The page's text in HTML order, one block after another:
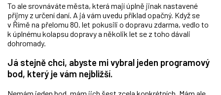
To ale srovnáváte města, která mají úplně jinak nastavené
příjmy z určení daní. A já vám uvedu příklad opačný. Když se
v Římě na přelomu 80. let pokusili o dopravu zdarma, vedlo to
k úplnému kolapsu dopravy a několik let se z toho dávali
dohromady.
Já stejně chci, abyste mi vybral jeden programový
bod, který je vám nejbližší.